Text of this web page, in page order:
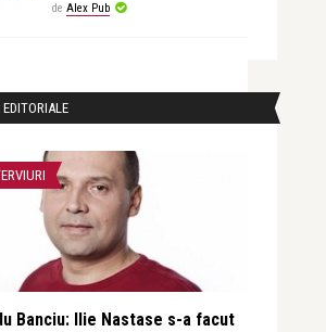
de Alex Pub
Banciu: Ilie Nastase s-a facut